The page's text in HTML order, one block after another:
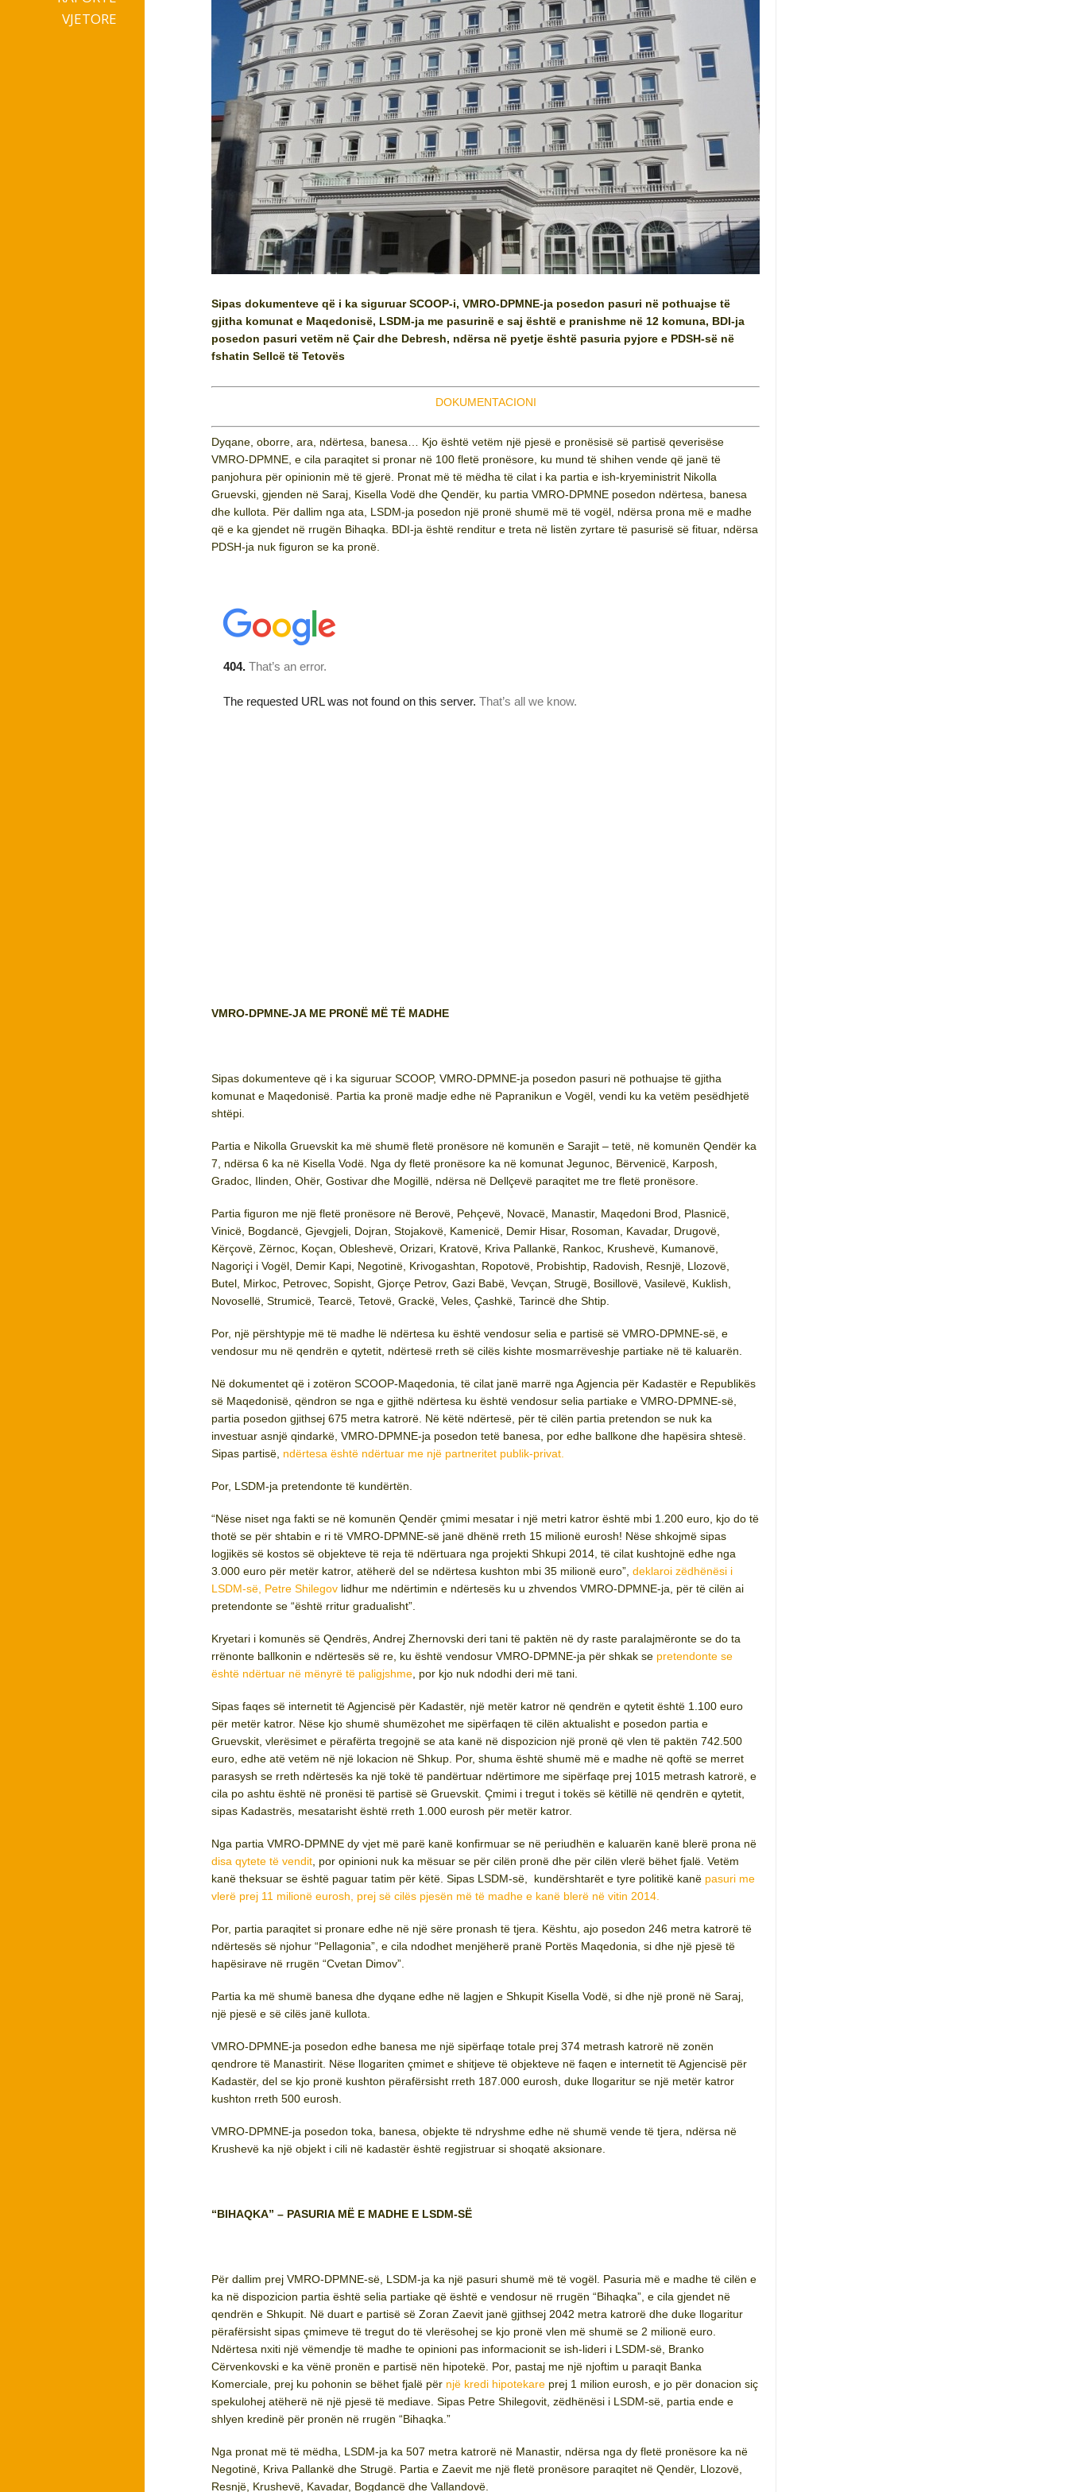
VJETORE
Sipas dokumenteve që i ka siguruar SCOOP-i, VMRO-DPMNE-ja posedon pasuri në pothuajse të
gjitha komunat e Maqedonisë, LSDM-ja me pasurinë e saj është e pranishme në 12 komuna, BDI-ja
posedon pasuri vetëm në Çair dhe Debresh, ndërsa në pyetje është pasuria pyjore e PDSH-së në
fshatin Sellcë të Tetovës
DOKUMENTACIONI
Dyqane, oborre, ara, ndërtesa, banesa… Kjo është vetëm një pjesë e pronësisë së partisë qeverisëse
VMRO-DPMNE, e cila paraqitet si pronar në 100 fletë pronësore, ku mund të shihen vende që janë të
panjohura për opinionin më të gjerë. Pronat më të mëdha të cilat i ka partia e ish-kryeministrit Nikolla
Gruevski, gjenden në Saraj, Kisella Vodë dhe Qendër, ku partia VMRO-DPMNE posedon ndërtesa, banesa
dhe kullota. Për dallim nga ata, LSDM-ja posedon një pronë shumë më të vogël, ndërsa prona më e madhe
që e ka gjendet në rrugën Bihaqka. BDI-ja është renditur e treta në listën zyrtare të pasurisë së fituar, ndërsa
PDSH-ja nuk figuron se ka pronë.
VMRO-DPMNE-JA ME PRONË MË TË MADHE
Sipas dokumenteve që i ka siguruar SCOOP, VMRO-DPMNE-ja posedon pasuri në pothuajse të gjitha
komunat e Maqedonisë. Partia ka pronë madje edhe në Papranikun e Vogël, vendi ku ka vetëm pesëdhjetë
shtëpi.
Partia e Nikolla Gruevskit ka më shumë fletë pronësore në komunën e Sarajit – tetë, në komunën Qendër ka
7, ndërsa 6 ka në Kisella Vodë. Nga dy fletë pronësore ka në komunat Jegunoc, Bërvenicë, Karposh,
Gradoc, Ilinden, Ohër, Gostivar dhe Mogillë, ndërsa në Dellçevë paraqitet me tre fletë pronësore.
Partia figuron me një fletë pronësore në Berovë, Pehçevë, Novacë, Manastir, Maqedoni Brod, Plasnicë,
Vinicë, Bogdancë, Gjevgjeli, Dojran, Stojakovë, Kamenicë, Demir Hisar, Rosoman, Kavadar, Drugovë,
Kërçovë, Zërnoc, Koçan, Obleshevë, Orizari, Kratovë, Kriva Pallankë, Rankoc, Krushevë, Kumanovë,
Nagoriçi i Vogël, Demir Kapi, Negotinë, Krivogashtan, Ropotovë, Probishtip, Radovish, Resnjë, Llozovë,
Butel, Mirkoc, Petrovec, Sopisht, Gjorçe Petrov, Gazi Babë, Vevçan, Strugë, Bosillovë, Vasilevë, Kuklish,
Novosellë, Strumicë, Tearcë, Tetovë, Grackë, Veles, Çashkë, Tarincë dhe Shtip.
Por, një përshtypje më të madhe lë ndërtesa ku është vendosur selia e partisë së VMRO-DPMNE-së, e
vendosur mu në qendrën e qytetit, ndërtesë rreth së cilës kishte mosmarrëveshje partiake në të kaluarën.
Në dokumentet që i zotëron SCOOP-Maqedonia, të cilat janë marrë nga Agjencia për Kadastër e Republikës
së Maqedonisë, qëndron se nga e gjithë ndërtesa ku është vendosur selia partiake e VMRO-DPMNE-së,
partia posedon gjithsej 675 metra katrorë. Në këtë ndërtesë, për të cilën partia pretendon se nuk ka
investuar asnjë qindarkë, VMRO-DPMNE-ja posedon tetë banesa, por edhe ballkone dhe hapësira shtesë.
Sipas partisë, ndërtesa është ndërtuar me një partneritet publik-privat.
Por, LSDM-ja pretendonte të kundërtën.
“Nëse niset nga fakti se në komunën Qendër çmimi mesatar i një metri katror është mbi 1.200 euro, kjo do të
thotë se për shtabin e ri të VMRO-DPMNE-së janë dhënë rreth 15 milionë eurosh! Nëse shkojmë sipas
logjikës së kostos së objekteve të reja të ndërtuara nga projekti Shkupi 2014, të cilat kushtojnë edhe nga
3.000 euro për metër katror, atëherë del se ndërtesa kushton mbi 35 milionë euro”,deklaroi zëdhënësi i
LSDM-së, Petre Shilegov lidhur me ndërtimin e ndërtesës ku u zhvendos VMRO-DPMNE-ja, për të cilën ai
pretendonte se “është rritur gradualisht”.
Kryetari i komunës së Qendrës, Andrej Zhernovski deri tani të paktën në dy raste paralajmëronte se do ta
rrënonte ballkonin e ndërtesës së re, ku është vendosur VMRO-DPMNE-ja për shkak se pretendonte se
është ndërtuar në mënyrë të paligjshme , por kjo nuk ndodhi deri më tani.
Sipas faqes së internetit të Agjencisë për Kadastër, një metër katror në qendrën e qytetit është 1.100 euro
për metër katror. Nëse kjo shumë shumëzohet me sipërfaqen të cilën aktualisht e posedon partia e
Gruevskit, vlerësimet e përafërta tregojnë se ata kanë në dispozicion një pronë që vlen të paktën 742.500
euro, edhe atë vetëm në një lokacion në Shkup. Por, shuma është shumë më e madhe në qoftë se merret
parasysh se rreth ndërtesës ka një tokë të pandërtuar ndërtimore me sipërfaqe prej 1015 metrash katrorë, e
cila po ashtu është në pronësi të partisë së Gruevskit. Çmimi i tregut i tokës së këtillë në qendrën e qytetit,
sipas Kadastrës, mesatarisht është rreth 1.000 eurosh për metër katror.
Nga partia VMRO-DPMNE dy vjet më parë kanë konfirmuar se në periudhën e kaluarën kanë blerë prona në
disa qytete të vendit , por opinioni nuk ka mësuar se për cilën pronë dhe për cilën vlerë bëhet fjalë. Vetëm
kanë theksuar se është paguar tatim për këtë. Sipas LSDM-së, kundërshtarët e tyre politikë kanë pasuri me
vlerë prej 11 milionë eurosh, prej së cilës pjesën më të madhe e kanë blerë në vitin 2014.
Por, partia paraqitet si pronare edhe në një sëre pronash të tjera. Kështu, ajo posedon 246 metra katrorë të
ndërtesës së njohur “Pellagonia”, e cila ndodhet menjëherë pranë Portës Maqedonia, si dhe një pjesë të
hapësirave në rrugën “Cvetan Dimov”.
Partia ka më shumë banesa dhe dyqane edhe në lagjen e Shkupit Kisella Vodë, si dhe një pronë në Saraj,
një pjesë e së cilës janë kullota.
VMRO-DPMNE-ja posedon edhe banesa me një sipërfaqe totale prej 374 metrash katrorë në zonën
qendrore të Manastirit. Nëse llogariten çmimet e shitjeve të objekteve në faqen e internetit të Agjencisë për
Kadastër, del se kjo pronë kushton përafërsisht rreth 187.000 eurosh, duke llogaritur se një metër katror
kushton rreth 500 eurosh.
VMRO-DPMNE-ja posedon toka, banesa, objekte të ndryshme edhe në shumë vende të tjera, ndërsa në
Krushevë ka një objekt i cili në kadastër është regjistruar si shoqatë aksionare.
“BIHAQKA” – PASURIA MË E MADHE E LSDM-SË
Për dallim prej VMRO-DPMNE-së, LSDM-ja ka një pasuri shumë më të vogël. Pasuria më e madhe të cilën e
ka në dispozicion partia është selia partiake që është e vendosur në rrugën “Bihaqka”, e cila gjendet në
qendrën e Shkupit. Në duart e partisë së Zoran Zaevit janë gjithsej 2042 metra katrorë dhe duke llogaritur
përafërsisht sipas çmimeve të tregut do të vlerësohej se kjo pronë vlen më shumë se 2 milionë euro.
Ndërtesa nxiti një vëmendje të madhe te opinioni pas informacionit se ish-lideri i LSDM-së, Branko
Cërvenkovski e ka vënë pronën e partisë nën hipotekë. Por, pastaj me një njoftim u paraqit Banka
Komerciale, prej ku pohonin se bëhet fjalë për një kredi hipotekare prej 1 milion eurosh, e jo për donacion siç
spekulohej atëherë në një pjesë të mediave. Sipas Petre Shilegovit, zëdhënësi i LSDM-së, partia ende e
shlyen kredinë për pronën në rrugën “Bihaqka.”
Nga pronat më të mëdha, LSDM-ja ka 507 metra katrorë në Manastir, ndërsa nga dy fletë pronësore ka në
Negotinë, Kriva Pallankë dhe Strugë. Partia e Zaevit me një fletë pronësore paraqitet në Qendër, Llozovë,
Resnjë, Krushevë, Kavadar, Bogdancë dhe Vallandovë.